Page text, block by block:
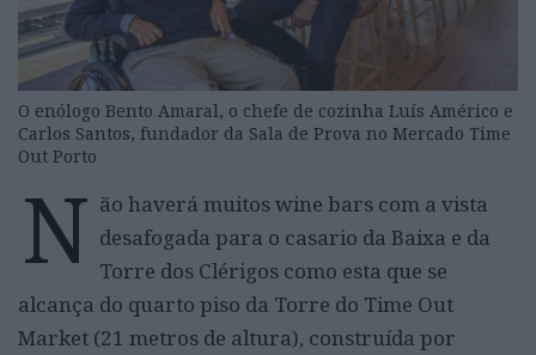
O enólogo Bento Amaral, o chefe de cozinha Luís Américo e
Carlos Santos, fundador da Sala de Prova no Mercado Time
Out Porto
N ão haverá muitos wine bars com a vista
desafogada para o casario da Baixa e da
Torre dos Clérigos como esta que se
alcança do quarto piso da Torre do Time Out
Market (21 metros de altura), construída por